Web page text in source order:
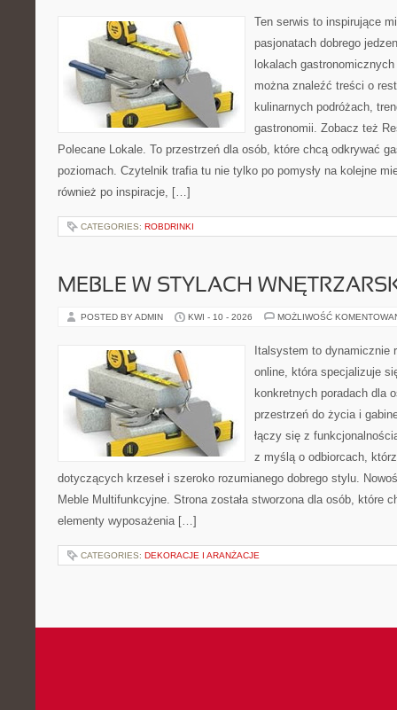
Ten serwis to inspirujące
pasjonatach dobrego
lokalach
można znaleźć treści o
kulinarnych podróżach,
gastronomii. Zobacz też
Polecane Lokale. To przestrzeń dla osób, które chcą odkrywać
poziomach. Czytelnik trafia tu nie tylko po pomysły na kolejne
również po inspiracje, […]
CATEGORIES: ROBDRINKI
MEBLE W STYLACH
POSTED BY ADMIN KWI - 10 - 2026 MOŻLIWOŚĆ
Italsystem to dynamicznie
online, która specjalizuje
konkretnych poradach dla
przestrzeń do życia i
łączy się z
z myślą o odbiorcach,
dotyczących krzeseł i szeroko rozumianego dobrego stylu.
Meble Multifunkcyjne. Strona została stworzona dla osób, które
elementy wyposażenia […]
CATEGORIES: DEKORACJE I ARANŻACJE